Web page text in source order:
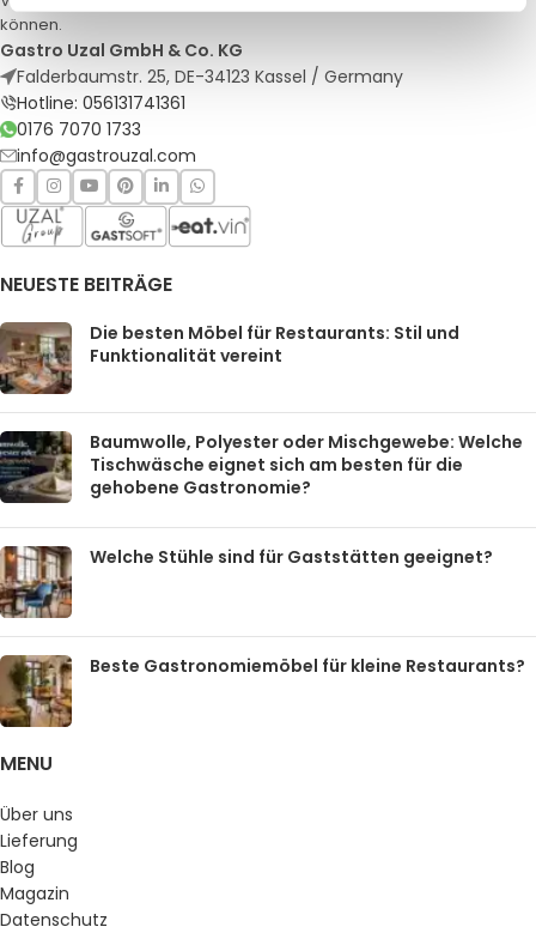
können.
Gastro Uzal GmbH & Co. KG
Falderbaumstr. 25, DE-34123 Kassel / Germany
Hotline: 056131741361
0176 7070 1733
info@gastrouzal.com
NEUESTE BEITRÄGE
Die besten Möbel für Restaurants: Stil und
Funktionalität vereint
Baumwolle, Polyester oder Mischgewebe: Welche
Tischwäsche eignet sich am besten für die
gehobene Gastronomie?
Welche Stühle sind für Gaststätten geeignet?
Beste Gastronomiemöbel für kleine Restaurants?
MENU
Über uns
Lieferung
Blog
Magazin
Datenschutz